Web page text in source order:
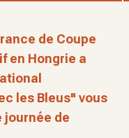
de Coupe
en Hongrie a
les Bleus" vous
journée de